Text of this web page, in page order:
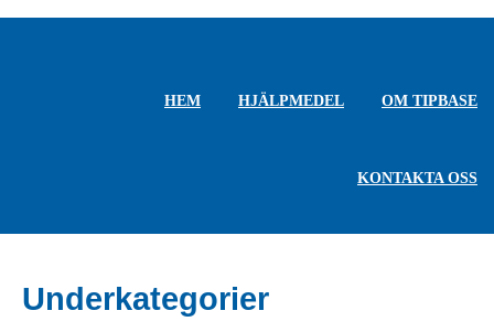
HEM HJÄLPMEDEL OM TIPBASE
KONTAKTA OSS
Underkategorier